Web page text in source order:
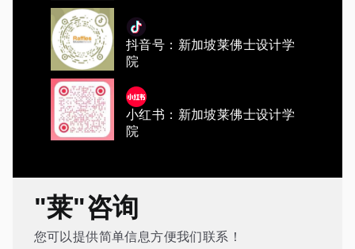
抖音号：新加坡莱佛士设计学
院
小红书：新加坡莱佛士设计学
院
"莱"咨询
您可以提供简单信息方便我们联系！